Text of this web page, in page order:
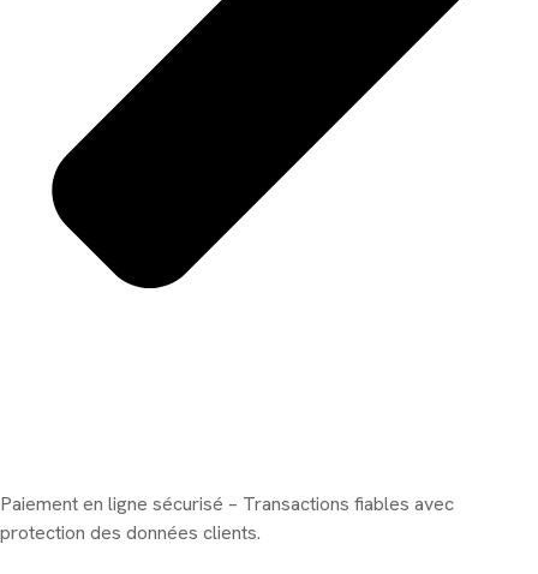
Paiement en ligne sécurisé – Transactions fiables avec
protection des données clients.